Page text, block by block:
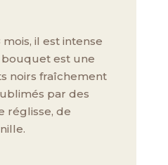
mois, il est intense
est une
noirs fraîchement
par des
réglisse, de